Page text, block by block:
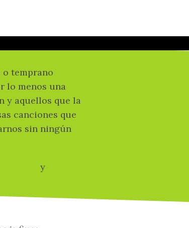
o temprano
lo menos una
y aquellos que la
canciones que
sin ningún
y